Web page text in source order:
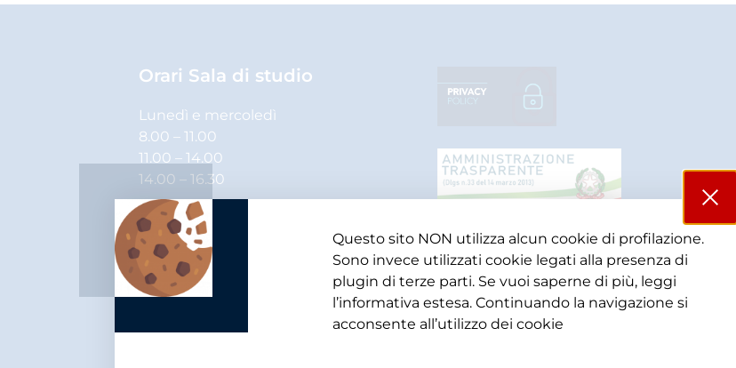
Orari Sala di studio
Lunedì e mercoledì
8.00 – 11.00
11.00 – 14.00
14.00 – 16.30
Martedì, giovedì e venerdì
8.00 – 11.00
11.00 – 14.00
Questo sito NON utilizza alcun cookie di profilazione.
Sono invece utilizzati cookie legati alla presenza di
plugin di terze parti. Se vuoi saperne di più, leggi
l’informativa estesa. Continuando la navigazione si
acconsente all’utilizzo dei cookie​